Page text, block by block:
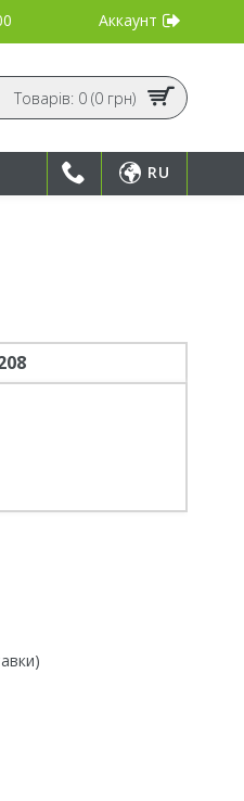
Аккаунт
Товарів: 0 (0 грн)
RU